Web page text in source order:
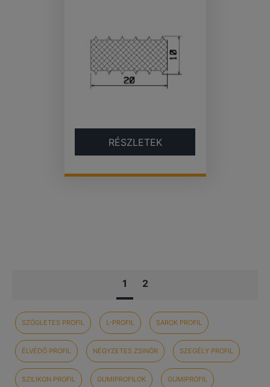
RÉSZLETEK
1 2
SZÖGLETES PROFIL L-PROFIL SAROK PROFIL
ÉLVÉDŐ PROFIL NÉGYZETES ZSINÓR SZEGÉLY PROFIL
SZILIKON PROFIL GUMIPROFILOK GUMIPROFIL